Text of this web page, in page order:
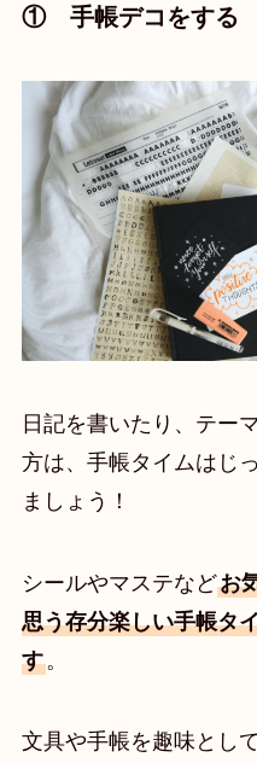
① 手帳デコをする
日記を書いたり、テー
方は、手帳タイムはじ
ましょう！
シールやマステなどお
思う存分楽しい手帳タ
す。
文具や手帳を趣味とし